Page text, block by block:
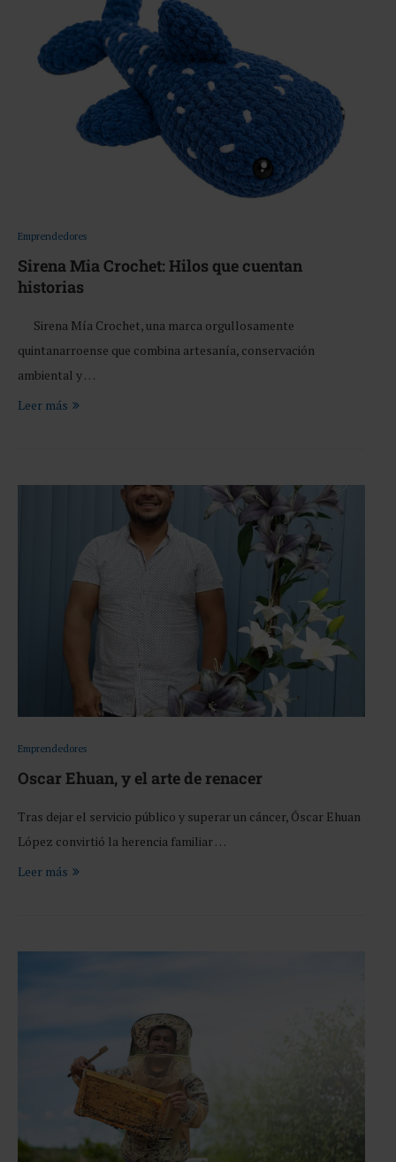
Emprendedores
Sirena Mia Crochet: Hilos que cuentan
historias
Sirena Mía Crochet, una marca orgullosamente
quintanarroense que combina artesanía, conservación
ambiental y …
Leer más
Emprendedores
Oscar Ehuan, y el arte de renacer
Tras dejar el servicio público y superar un cáncer, Óscar Ehuan
López convirtió la herencia familiar …
Leer más